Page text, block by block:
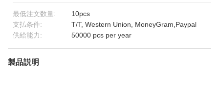
最低注文数量:
10pcs
支払条件:
T/T, Western Union, MoneyGram,Paypal
供給能力:
50000 pcs per year
製品説明